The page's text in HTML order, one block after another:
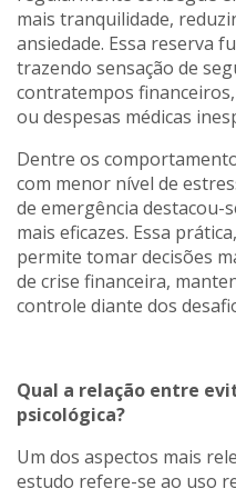
mais tranquilidade,
ansiedade. Essa reserva
trazendo sensação de
contratempos
ou despesas médicas
Dentre os
com menor nível de
de emergência destacou-
mais eficazes. Essa
permite tomar decisões
de crise financeira,
controle diante dos
Qual a relação entre
psicológica?
Um dos aspectos mais
estudo refere-se ao uso